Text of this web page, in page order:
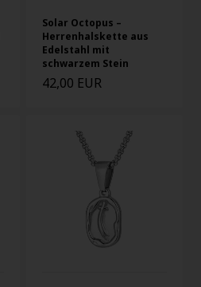
Solar Octopus –
Herrenhalskette aus
Edelstahl mit
schwarzem Stein
42,00 EUR